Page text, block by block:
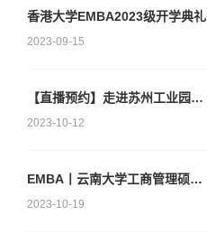
香港大学EMBA2023级开学典礼
2023-09-15
【直播预约】走进苏州工业园区，解码科创时代领导力 | “家园计划”第三站开启
2023-10-12
EMBA丨云南大学工商管理硕士（EMBA方向） 2024年招生简章
2023-10-19